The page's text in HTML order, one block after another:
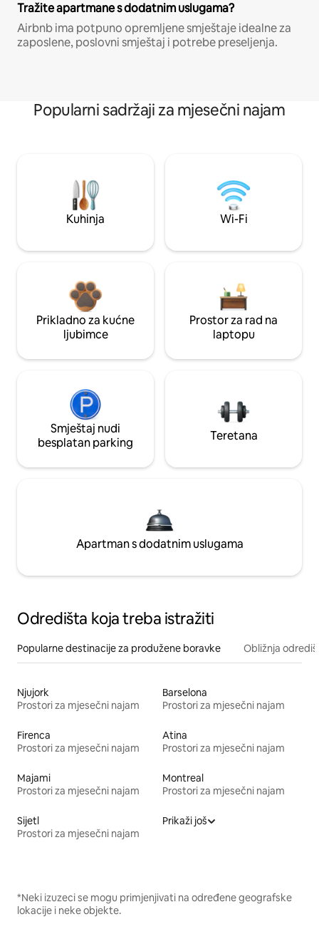
Tražite apartmane s dodatnim uslugama?
Airbnb ima potpuno opremljene smještaje idealne za
zaposlene, poslovni smještaj i potrebe preseljenja.
Popularni sadržaji za mjesečni najam
Kuhinja Wi-Fi
Prikladno za kućne
ljubimce
Prostor za rad na
laptopu
Smještaj nudi
besplatan parking
Teretana
Apartman s dodatnim uslugama
Odredišta koja treba istražiti
Popularne destinacije za produžene boravke Obližnja
Njujork
Prostori za mjesečni najam
Barselona
Prostori za mjesečni najam
Firenca
Prostori za mjesečni najam
Atina
Prostori za mjesečni najam
Majami
Prostori za mjesečni najam
Montreal
Prostori za mjesečni najam
Sijetl
Prostori za mjesečni najam
Prikaži još
*Neki izuzeci se mogu primjenjivati na određene geografske
lokacije i neke objekte.